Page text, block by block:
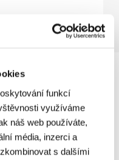
funkcí
využíváme
náš web používáte,
média, inzerci a
s dalšími